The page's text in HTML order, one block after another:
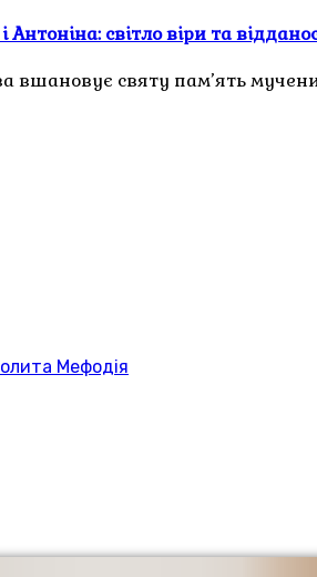
світло віри та
вшановує святу пам’ять
Мефодія